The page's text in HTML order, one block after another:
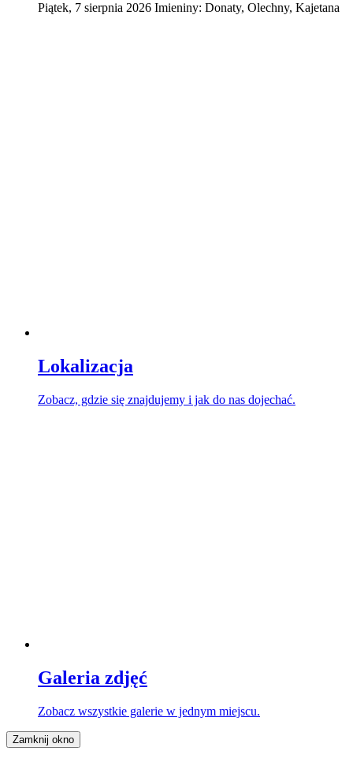
Piątek, 7 sierpnia 2026 Imieniny: Donaty, Olechny, Kajetana
Lokalizacja
Zobacz, gdzie się znajdujemy i jak do nas dojechać.
Galeria zdjęć
Zobacz wszystkie galerie w jednym miejscu.
Zamknij okno